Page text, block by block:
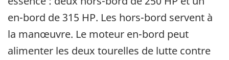
en-bord de 315 HP. Les hors-bord servent à
la manœuvre. Le moteur en-bord peut
alimenter les deux tourelles de lutte contre